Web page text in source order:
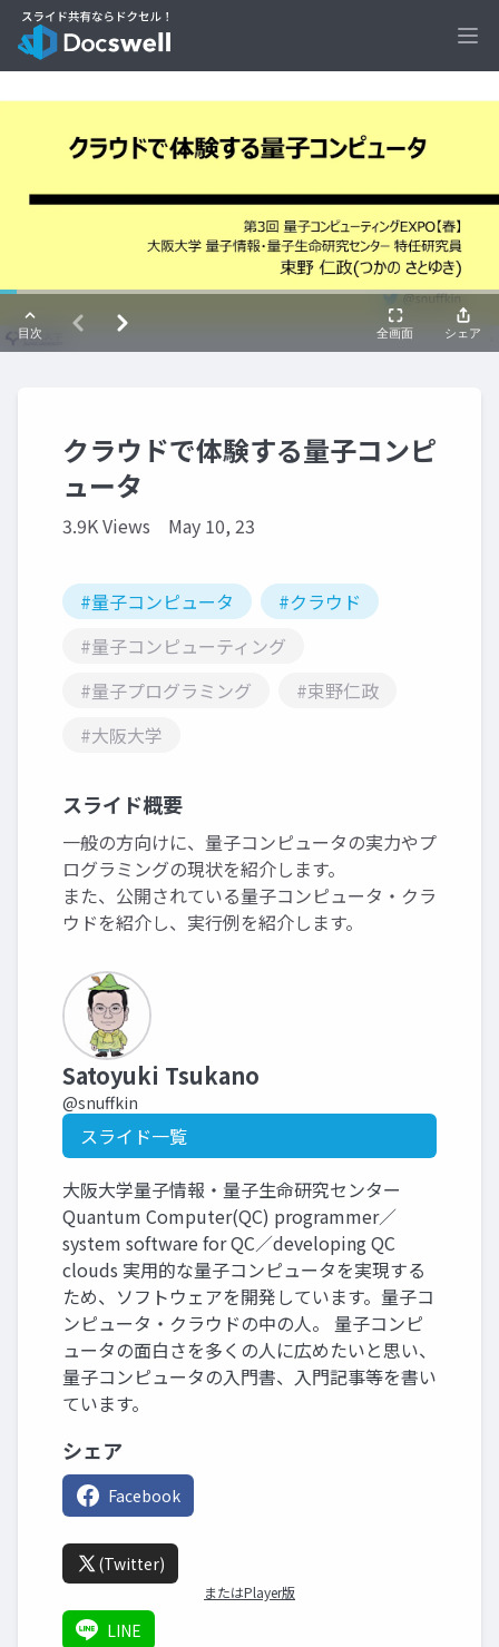
クラウドで体験する量子コンピ
ュータ
3.9K Views May 10, 23
#量子コンピュータ
#クラウド
#量子コンピューティング
#量子プログラミング
#束野仁政
#大阪大学
スライド概要
一般の方向けに、量子コンピュータの実力やプ
ログラミングの現状を紹介します。
また、公開されている量子コンピュータ・クラ
ウドを紹介し、実行例を紹介します。
Satoyuki Tsukano
@snuffkin
スライド一覧
大阪大学量子情報・量子生命研究センター
Quantum Computer(QC) programmer／
system software for QC／developing QC
clouds 実用的な量子コンピュータを実現する
ため、ソフトウェアを開発しています。量子コ
ンピュータ・クラウドの中の人。 量子コンピ
ュータの面白さを多くの人に広めたいと思い、
量子コンピュータの入門書、入門記事等を書い
ています。
シェア
Facebook
(Twitter)
またはPlayer版
LINE